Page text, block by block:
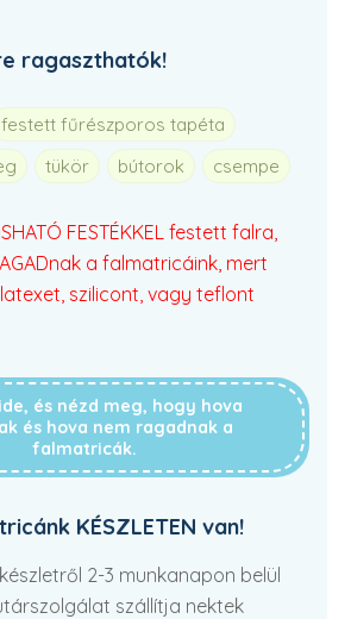
ragaszthatók!
festett fűrészporos tapéta
tükör bútorok csempe
FESTÉKKEL festett falra,
a falmatricáink, mert
szilicont, vagy teflont
és nézd meg, hogy hova
és hova nem ragadnak a
falmatricák.
KÉSZLETEN van!
2-3 munkanapon belül
szállítja nektek